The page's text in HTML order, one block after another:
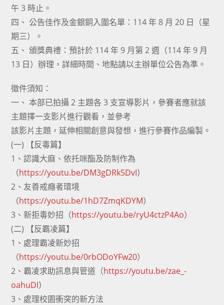
午 3 時止。
四、 公告佳作及金銀銅入圍名單：114 年 8 月 20 日（星
期三）。
五、 頒獎典禮：預計於 114 年 9 月第 2 週（114 年 9 月
13 日）辦理，詳細時間、地點請以主辦單位公告為準。
徵件須知：
一、 本部已拍攝 2 主題各 3 支宣導影片，參賽者應就該
主題擇一支影片進行觀看，並參考
該影片主題，延伸相關創意與發想，進行參賽作品編製。
(一) 【反毒篇】
1、認識大麻、依托咪酯及防制作為
（https://youtu.be/DM3gDRk5DvI）
2、友善戒癮者環境
（https://youtu.be/1hD7ZmqKDYM）
3、新拒毒妙招（https://youtu.be/ryU4ctzP4Ao）
(二) 【反霸凌篇】
1、處理霸凌新妙招
（https://youtu.be/0rbODoYFw20）
2、霸凌求助訊息與管道（https://youtu.be/zae_-
oahuDI）
3、處理校園衝突的新方法